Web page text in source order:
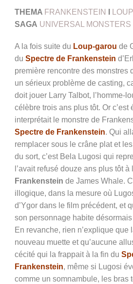
THEMA FRANKENSTEIN
SAGA UNIVERSAL MONSTERS
A la fois suite du Loup-garou de
du Spectre de Frankenstein
première rencontre des monstres
un sérieux problème de casting,
doit jouer Larry Talbot, l’homme-
célèbre trois ans plus tôt. Or c’est
interprétait le monstre de
Spectre de Frankenstein. Qui
remplacer sous le crâne plat et
du sort, c’est Bela Lugosi qui
l’avait refusé douze ans plus tôt
Frankenstein de James Whale.
illogique, dans la mesure où
d’Ygor dans le film précédent, et
son personnage habite
En revanche, rien n’explique que
nouveau muette et qu’aucune
cécité qui la frappait à la fin du
Frankenstein, même si Lugosi
comme un somnambule, les bras